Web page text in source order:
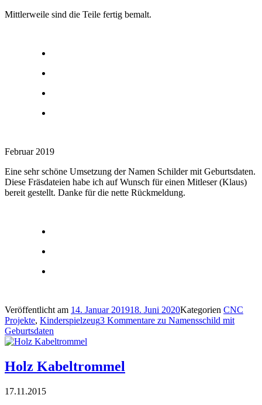
Mittlerweile sind die Teile fertig bemalt.
Februar 2019
Eine sehr schöne Umsetzung der Namen Schilder mit Geburtsdaten.
Diese Fräsdateien habe ich auf Wunsch für einen Mitleser (Klaus)
bereit gestellt. Danke für die nette Rückmeldung.
Veröffentlicht am 14. Januar 201918. Juni 2020Kategorien CNC
Projekte, Kinderspielzeug3 Kommentare zu Namensschild mit
Geburtsdaten
Holz Kabeltrommel
17.11.2015